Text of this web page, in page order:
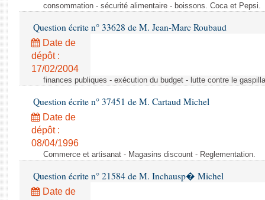
consommation - sécurité alimentaire - boissons. Coca et Pepsi.
Question écrite n° 33628 de M. Jean-Marc Roubaud
Date de
dépôt :
17/02/2004
finances publiques - exécution du budget - lutte contre le
Question écrite n° 37451 de M. Cartaud Michel
Date de
dépôt :
08/04/1996
Commerce et artisanat - Magasins discount - Reglementation.
Question écrite n° 21584 de M. Inchausp� Michel
Date de